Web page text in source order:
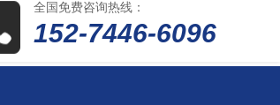
全国免费咨询热线：
152-7446-6096